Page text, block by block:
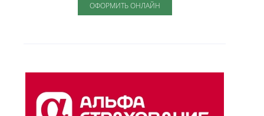
ОФОРМИТЬ ОНЛАЙН